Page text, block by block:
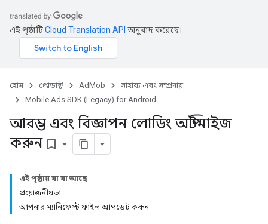
এই পৃষ্ঠাটিCloud Translation API অনুবাদ করেছে।
হোম প্রোডাক্ট AdMob
সাহায্য এবং সম্প্রদায়
Mobile Ads SDK (Legacy) for Android
আরম্ভ এবং বিজ্ঞাপন লোডিং অপ্টিমাইজ
করুন bookmark_border
এই পৃষ্ঠায় যা যা আছে
প্রয়োজনীয়তা
আপনার ম্যানিফেস্ট ফাইল আপডেট করুন